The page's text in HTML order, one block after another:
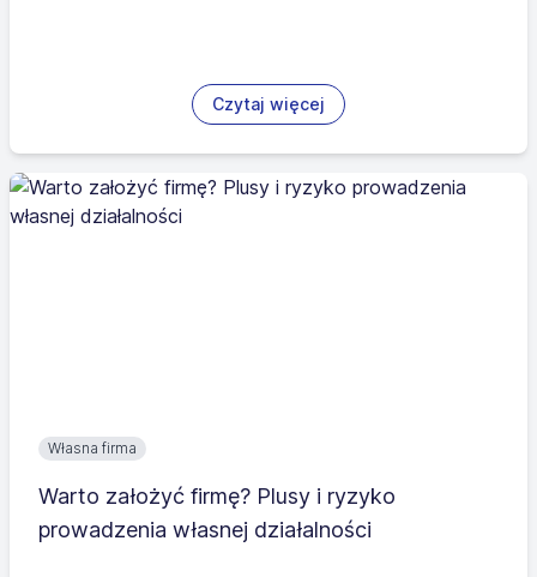
Czytaj więcej
Własna firma
Warto założyć firmę? Plusy i ryzyko
prowadzenia własnej działalności